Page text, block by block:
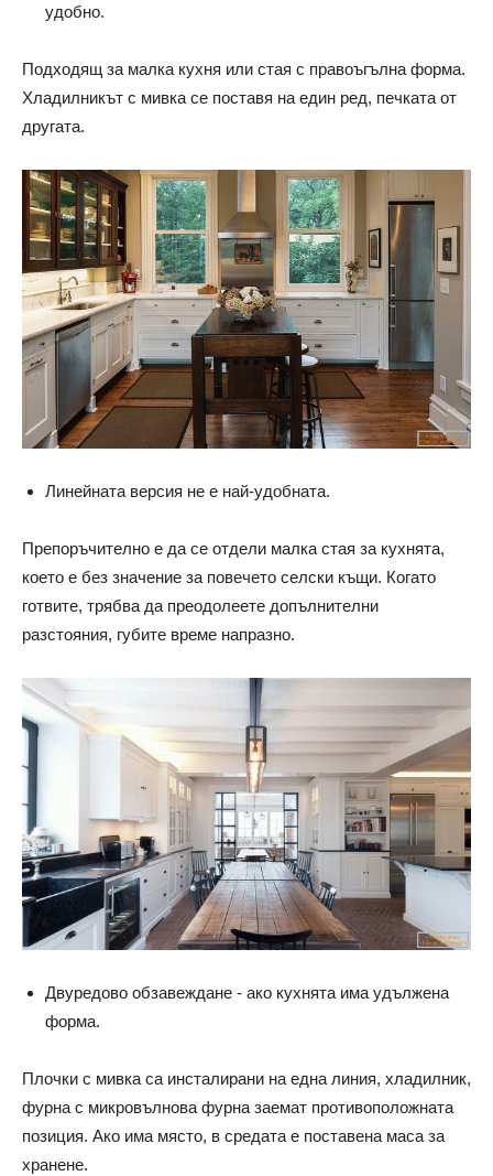
удобно.
Подходящ за малка кухня или стая с правоъгълна форма.
Хладилникът с мивка се поставя на един ред, печката от
другата.
Линейната версия не е най-удобната.
Препоръчително е да се отдели малка стая за кухнята,
което е без значение за повечето селски къщи. Когато
готвите, трябва да преодолеете допълнителни
разстояния, губите време напразно.
Двуредово обзавеждане - ако кухнята има удължена
форма.
Плочки с мивка са инсталирани на една линия, хладилник,
фурна с микровълнова фурна заемат противоположната
позиция. Ако има място, в средата е поставена маса за
хранене.